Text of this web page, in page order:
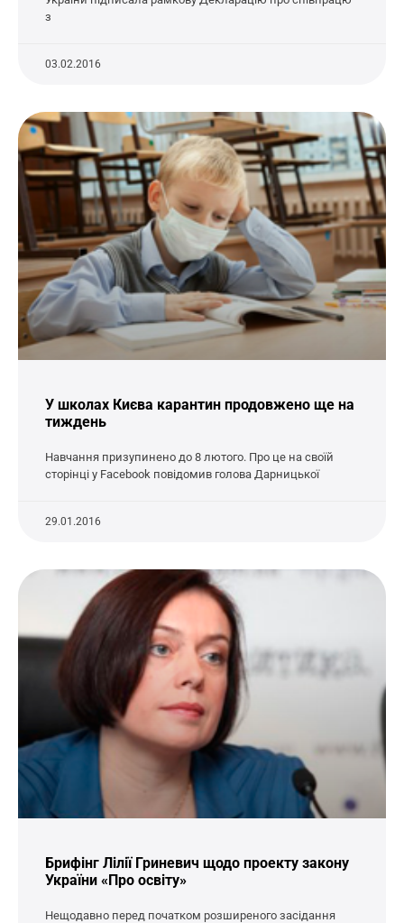
з
03.02.2016
У школах Києва карантин продовжено ще на
тиждень
Навчання призупинено до 8 лютого. Про це на своїй
сторінці у Facebook повідомив голова Дарницької
29.01.2016
Брифінг Лілії Гриневич щодо проекту закону
України «Про освіту»
Нещодавно перед початком розширеного засідання